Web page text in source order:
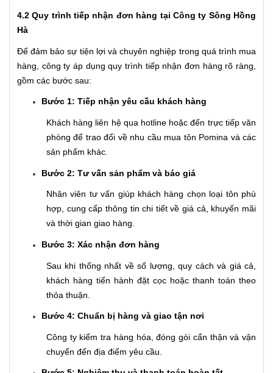
4.2 Quy trình tiếp nhận đơn hàng tại Công ty Sông Hồng
Hà
Để đảm bảo sự tiện lợi và chuyên nghiệp trong quá trình mua
hàng, công ty áp dụng quy trình tiếp nhận đơn hàng rõ ràng,
gồm các bước sau:
Bước 1: Tiếp nhận yêu cầu khách hàng
Khách hàng liên hệ qua hotline hoặc đến trực tiếp văn
phòng để trao đổi về nhu cầu mua tôn Pomina và các
sản phẩm khác.
Bước 2: Tư vấn sản phẩm và báo giá
Nhân viên tư vấn giúp khách hàng chọn loại tôn phù
hợp, cung cấp thông tin chi tiết về giá cả, khuyến mãi
và thời gian giao hàng.
Bước 3: Xác nhận đơn hàng
Sau khi thống nhất về số lượng, quy cách và giá cả,
khách hàng tiến hành đặt cọc hoặc thanh toán theo
thỏa thuận.
Bước 4: Chuẩn bị hàng và giao tận nơi
Công ty kiểm tra hàng hóa, đóng gói cẩn thận và vận
chuyển đến địa điểm yêu cầu.